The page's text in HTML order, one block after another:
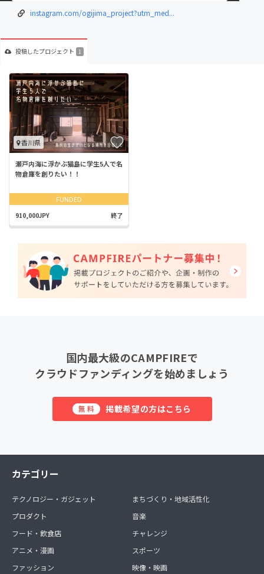
instagram.com/ogijima_project?utm_med...
投稿したプロジェクト 1
香川県
瀬戸内海に浮かぶ猫島に学生5人で名
物倉庫を創りたい！！
FUNDED
910,000JPY 終了
国内最大級のCAMPFIREで
クラウドファンディングを始めましょう
無料 掲載希望の方はこちら
カテゴリー
テクノロジー・ガジェット
プロダクト
フード・飲食店
アニメ・漫画
ファッション
まちづくり・地域活性化
音楽
チャレンジ
スポーツ
映像・映画